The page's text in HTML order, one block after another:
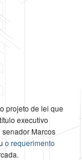
projeto de lei que
executivo
senador Marcos
o requerimento